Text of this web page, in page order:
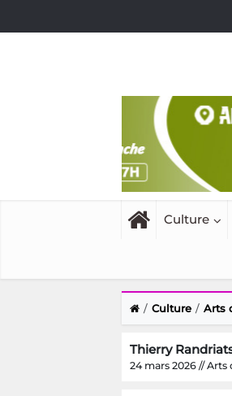
Culture
Culture Arts
Thierry
24 mars 2026 // Arts